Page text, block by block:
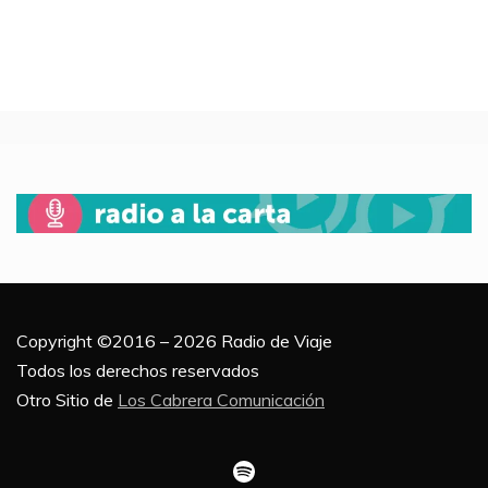
Copyright ©2016 – 2026 Radio de Viaje
Todos los derechos reservados
Otro Sitio de Los Cabrera Comunicación
Spotify